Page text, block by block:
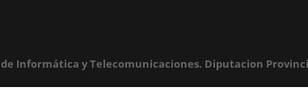
Informática y Telecomunicaciones. Diputacion